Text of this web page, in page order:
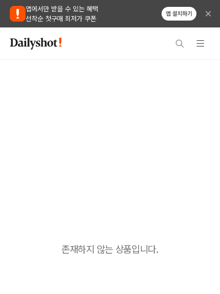
앱에서만 받을 수 있는 혜택
선착순 첫구매 최저가 쿠폰
앱 설치하기
존재하지 않는 상품입니다.